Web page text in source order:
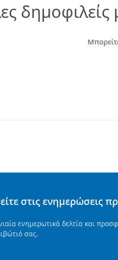
στις ενημερώσεις
ενημερωτικά δελτία και
σας.